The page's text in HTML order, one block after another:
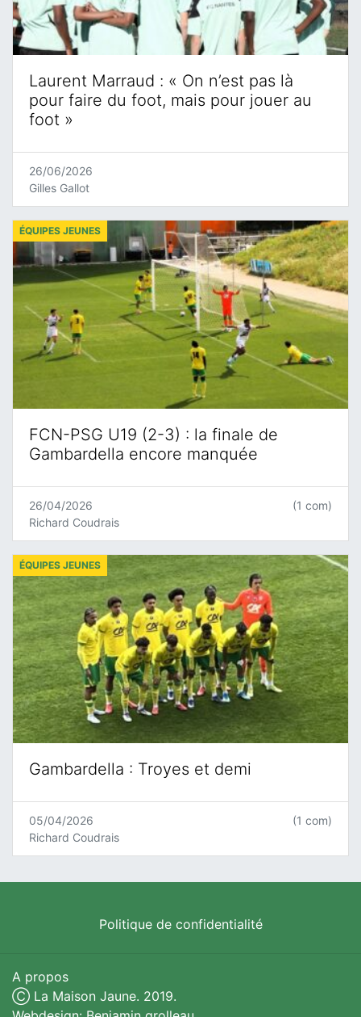
Laurent Marraud : « On n’est pas là
pour faire du foot, mais pour jouer au
foot »
26/06/2026
Gilles Gallot
FCN-PSG U19 (2-3) : la finale de
Gambardella encore manquée
ÉQUIPES JEUNES
26/04/2026
Richard Coudrais
(1 com)
Gambardella : Troyes et demi
ÉQUIPES JEUNES
05/04/2026
Richard Coudrais
(1 com)
Politique de confidentialité
A propos
Ⓒ La Maison Jaune. 2019.